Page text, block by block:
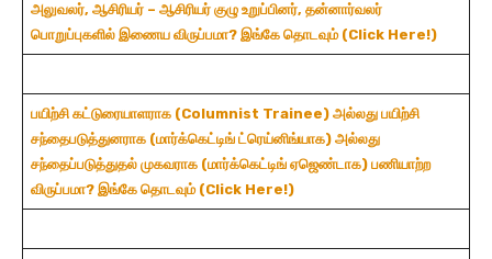
அலுவலர், ஆசிரியர் – ஆசிரியர் குழு உறுப்பினர், தன்னார்வலர்
பொறுப்புகளில் இணைய விருப்பமா? இங்கே தொடவும் (Click Here!)
பயிற்சி கட்டுரையாளராக (Columnist Trainee) அல்லது பயிற்சி
சந்தைபடுத்துனராக (மார்க்கெட்டிங் ட்ரெய்னிங்யாக) அல்லது
சந்தைப்படுத்துதல் முகவராக (மார்க்கெட்டிங் ஏஜெண்டாக) பணியாற்ற
விருப்பமா? இங்கே தொடவும் (Click Here!)